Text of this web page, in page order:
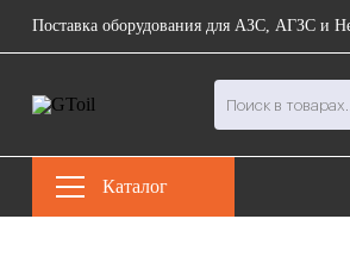
Поставка оборудования для АЗС, АГЗС и
Каталог